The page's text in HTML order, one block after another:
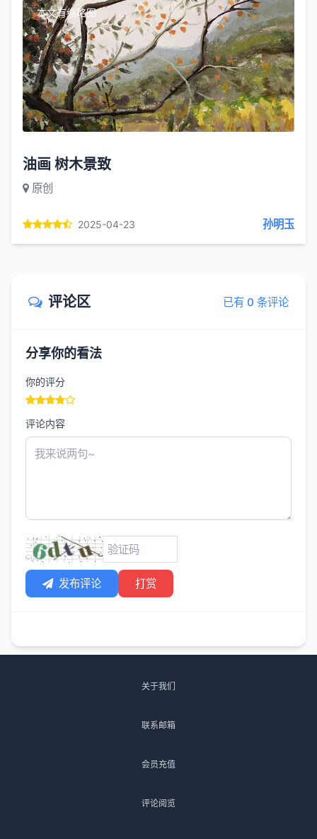
本文有缩略图
油画 树木景致
原创
2025-04-23 孙明玉
评论区 已有 0 条评论
分享你的看法
你的评分
评论内容
发布评论 打赏
关于我们
联系邮箱
会员充值
评论阅览